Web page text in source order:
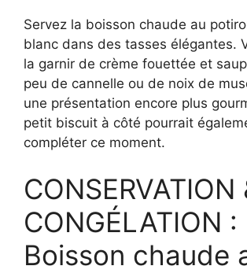
Servez la boisson chaude au
blanc dans des tasses élégantes.
la garnir de crème fouettée et
peu de cannelle ou de noix de
une présentation encore plus
petit biscuit à côté pourrait
compléter ce moment.
CONSERVATION
CONGÉLATION :
Boisson chaude